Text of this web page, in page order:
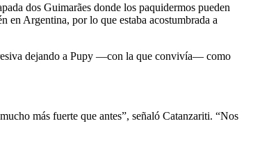
dos Guimarães donde los paquidermos pueden
en Argentina, por lo que estaba acostumbrada a
dejando a Pupy —con la que convivía— como
más fuerte que antes”, señaló Catanzariti. “Nos